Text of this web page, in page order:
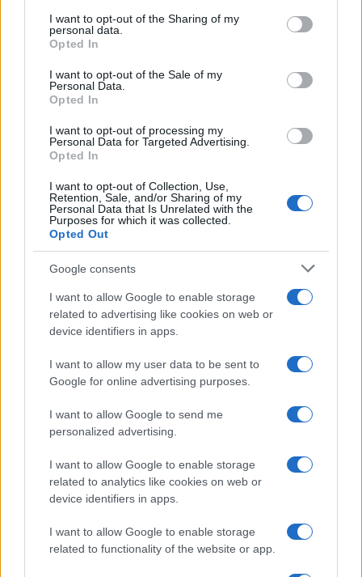
I want to opt-out of the Sharing of my
personal data.
Opted In
I want to opt-out of the Sale of my
Personal Data.
Opted In
I want to opt-out of processing my
Personal Data for Targeted Advertising.
Opted In
I want to opt-out of Collection, Use,
Retention, Sale, and/or Sharing of my
Personal Data that Is Unrelated with the
Purposes for which it was collected.
Opted Out
Google consents
I want to allow Google to enable storage
related to advertising like cookies on web or
device identifiers in apps.
I want to allow my user data to be sent to
Google for online advertising purposes.
I want to allow Google to send me
personalized advertising.
I want to allow Google to enable storage
related to analytics like cookies on web or
device identifiers in apps.
I want to allow Google to enable storage
related to functionality of the website or app.
della città con il confine, e nessun intercettore è
stato lanciato a causa della complessa topografia
della zona.
Nessun intercettore Iron Dome poteva operare
perché il Falaq 1 è volato basso sopra il Monte
razzo e di altri problemi, è stata impossibile
l’intercettazione.
In ogni caso l’Onu non ha ancora condannato
l’organizzazione terroristica di Hezbollah per
l’assassinio dei bambini drusi israeliani, il
Consiglio di Sicurezza dell’Onu non è stato
convocato, la Corte di Giustizia dell’Aia non ha
Libano contro Israele e laCorte Penale
Internazionaledell’Aia non ha emesso mandati
d’arresto per il leader dell’organizzazione
terroristica di Hezbollah Hassan Nasrallah e per il
Comandante responsabile dell’assassinio dei
bambini Ali Muhammad Yahya.
Il ministro degli Esteri libanese,
Abdullah Bou
, in un’intervista rilasciata a Sky News ha